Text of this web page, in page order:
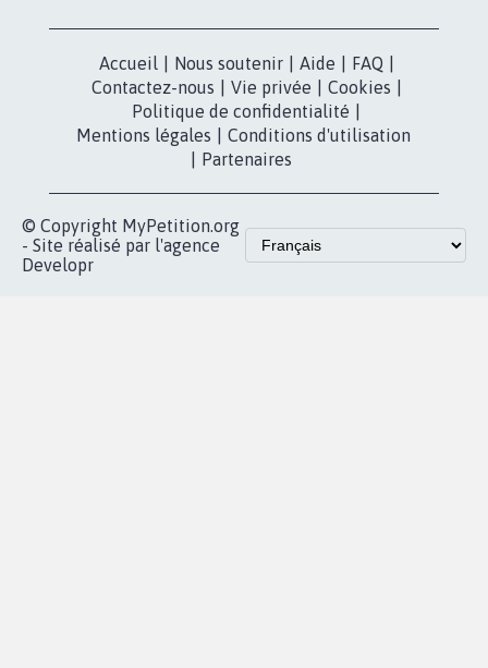
Accueil Nous soutenir Aide FAQ
Contactez-nous
Vie privée Cookies
Politique de confidentialité
Mentions légales
Conditions d'utilisation
Partenaires
© Copyright MyPetition.org
- Site réalisé par l'agence
Developr